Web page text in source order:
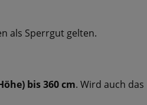
als Sperrgut gelten.
bis 360 cm. Wird auch das